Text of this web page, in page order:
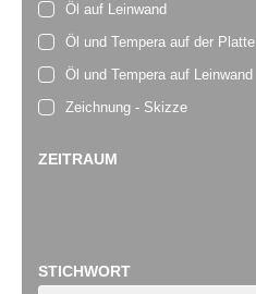
Öl auf Leinwand
Öl und Tempera auf der Platte
Öl und Tempera auf Leinwand
Zeichnung - Skizze
ZEITRAUM
STICHWORT